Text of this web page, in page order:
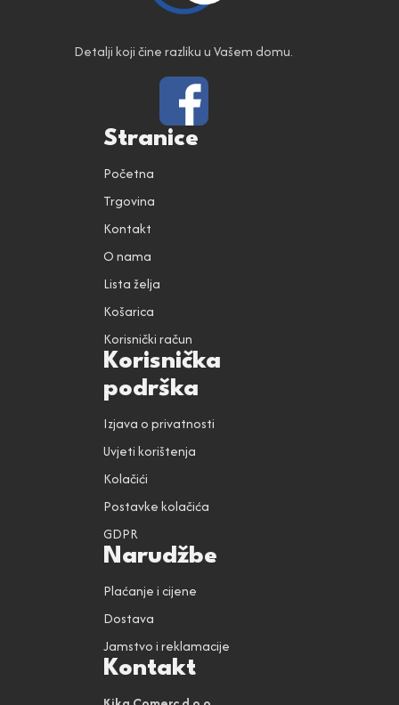
Detalji koji čine razliku u Vašem domu.
Stranice
Početna
Trgovina
Kontakt
O nama
Lista želja
Košarica
Korisnički račun
Korisnička
podrška
Izjava o privatnosti
Uvjeti korištenja
Kolačići
Postavke kolačića
GDPR
Narudžbe
Plaćanje i cijene
Dostava
Jamstvo i reklamacije
Kontakt